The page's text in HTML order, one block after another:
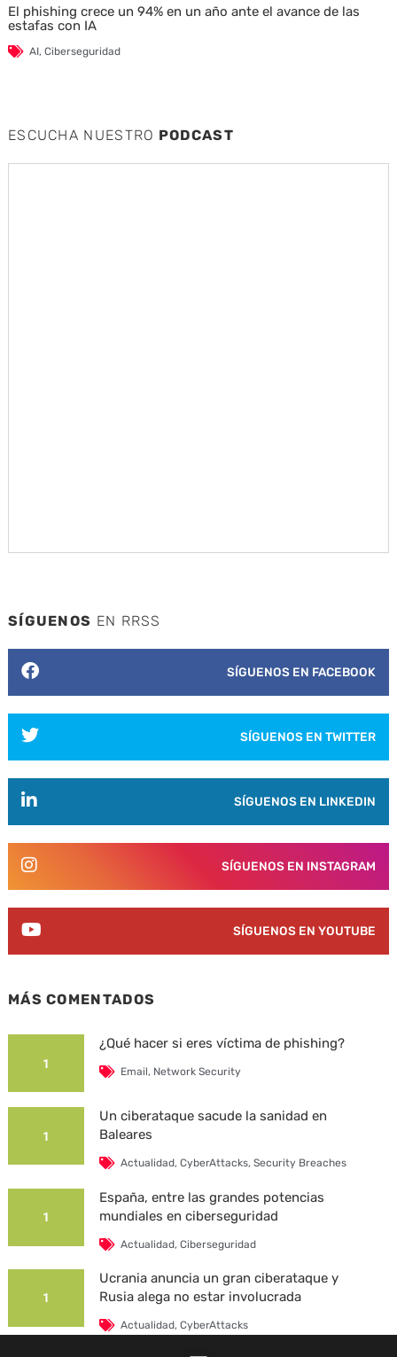
El phishing crece un 94% en un año ante el avance de las
estafas con IA
AI, Ciberseguridad
ESCUCHA NUESTRO PODCAST
SÍGUENOS EN RRSS
SÍGUENOS EN FACEBOOK
SÍGUENOS EN TWITTER
SÍGUENOS EN LINKEDIN
SÍGUENOS EN INSTAGRAM
SÍGUENOS EN YOUTUBE
MÁS COMENTADOS
1
¿Qué hacer si eres víctima de phishing?
Email, Network Security
1
Un ciberataque sacude la sanidad en
Baleares
Actualidad,CyberAttacks,Security Breaches
1
España, entre las grandes potencias
mundiales en ciberseguridad
Actualidad,Ciberseguridad
1
Ucrania anuncia un gran ciberataque y
Rusia alega no estar involucrada
Actualidad,CyberAttacks